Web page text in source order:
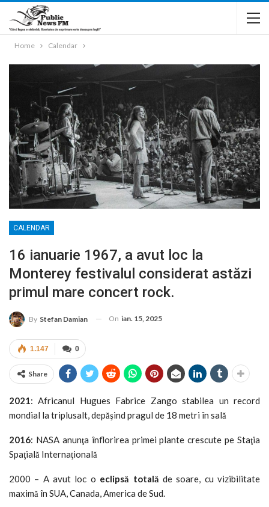
Home Calendar
CALENDAR
16 ianuarie 1967, a avut loc la
Monterey festivalul considerat astăzi
primul mare concert rock.
By Stefan Damian On ian. 15, 2025
0
1.147
Share
2021: Africanul Hugues Fabrice Zango stabilea un record
mondial la triplusalt, depăşind pragul de 18 metri în sală
2016: NASA anunţa înflorirea primei plante crescute pe Staţia
Spaţială Internaţională
2000 – A avut loc o eclipsă totală de soare, cu vizibilitate
maximă în SUA, Canada, America de Sud.